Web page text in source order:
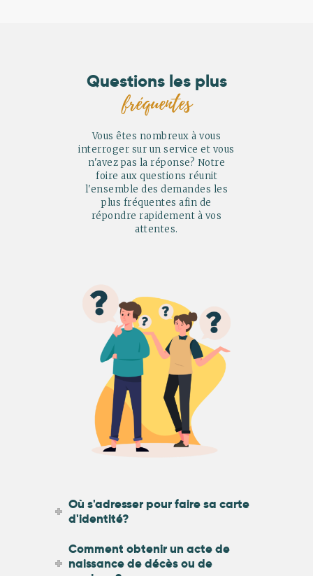
Questions les plus
fréquentes
Vous êtes nombreux à vous
interroger sur un service et vous
n'avez pas la réponse? Notre
foire aux questions réunit
l'ensemble des demandes les
plus fréquentes afin de
répondre rapidement à vos
attentes.
Où s'adresser pour faire sa carte
d'identité?
Comment obtenir un acte de
naissance de décès ou de